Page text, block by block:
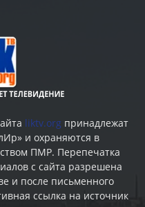
liktv.org принадлежат
и охраняются в
ПМР. Перепечатка
c сайта разрешена
и после письменного
ссылка на источник